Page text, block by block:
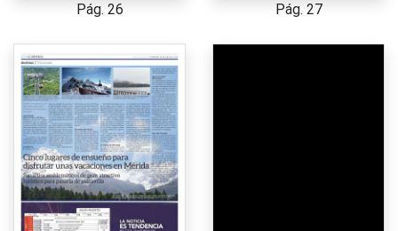
Pág. 26 Pág. 27